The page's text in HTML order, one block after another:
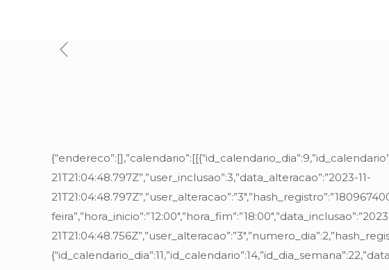
21T21:04:48.797Z”,”user_inclusao”:3,”data_alteracao”:”2023-11-